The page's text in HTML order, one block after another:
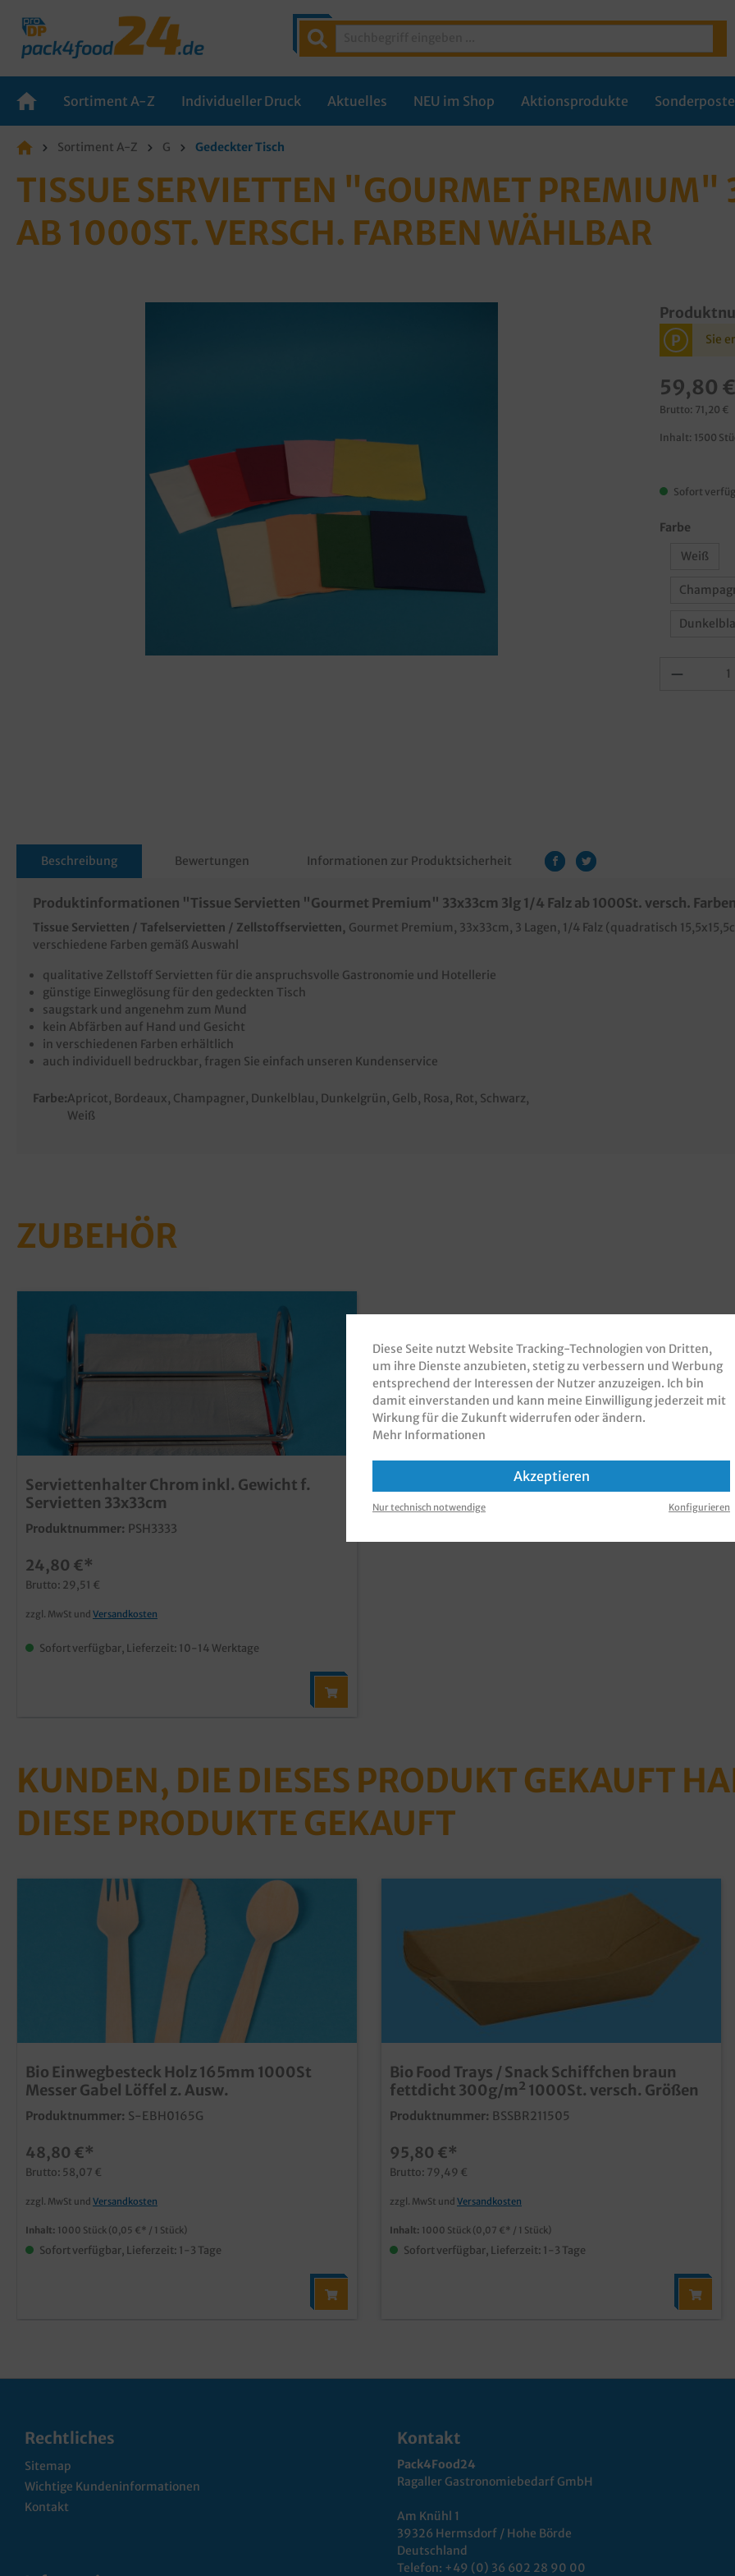
Sortiment A-Z Individueller Druck Aktuelles NEU im Shop Aktionsprodukte
Sortiment A-Z G Gedeckter Tisch
TISSUE SERVIETTEN "GOURMET PREMIUM"
AB 1000ST. VERSCH. FARBEN WÄHLBAR
P Sie
59,80 €
Brutto: 71,20 €
Inhalt: 1500
Sofort
Farbe
Weiß
Beschreibung Bewertungen Informationen zur Produktsicherheit
Produktinformationen "Tissue Servietten "Gourmet Premium" 33x33cm 3lg 1/4 Falz ab 1000St. versch.
Tissue Servietten / Tafelservietten / Zellstoffservietten, Gourmet Premium, 33x33cm, 3 Lagen, 1/4 Falz (quadratisch
verschiedene Farben gemäß Auswahl
qualitative Zellstoff Servietten für die anspruchsvolle Gastronomie und Hotellerie
günstige Einweglösung für den gedeckten Tisch
saugstark und angenehm zum Mund
kein Abfärben auf Hand und Gesicht
in verschiedenen Farben erhältlich
auch individuell bedruckbar, fragen Sie einfach unseren Kundenservice
Farbe:Apricot , Bordeaux , Champagner , Dunkelblau , Dunkelgrün , Gelb , Rosa , Rot , Schwarz
Weiß
ZUBEHÖR
Serviettenhalter Chrom inkl. Gewicht f.
Servietten 33x33cm
Produktnummer: PSH3333
24,80 €*
Brutto: 29,51 €
zzgl. MwSt und Versandkosten
Sofort verfügbar, Lieferzeit: 10-14 Werktage
KUNDEN, DIE DIESES PRODUKT GEKAUFT
DIESE PRODUKTE GEKAUFT
Bio Einwegbesteck Holz 165mm 1000St
Messer Gabel Löffel z. Ausw.
Produktnummer: S-EBH0165G
48,80 €*
Brutto: 58,07 €
zzgl. MwSt und Versandkosten
Inhalt: 1000 Stück (0,05 €* / 1 Stück)
Sofort verfügbar, Lieferzeit: 1-3 Tage
Bio Food Trays / Snack Schiffchen braun
fettdicht 300g/m² 1000St. versch. Größen
Produktnummer: BSSBR211505
95,80 €*
Brutto: 79,49 €
zzgl. MwSt und Versandkosten
Inhalt: 1000 Stück (0,07 €* / 1 Stück)
Sofort verfügbar, Lieferzeit: 1-3 Tage
Rechtliches
Sitemap
Wichtige Kundeninformationen
Kontakt
Kontakt
Pack4Food24
Ragaller Gastronomiebedarf GmbH
Am Knühl 1
39326 Hermsdorf / Hohe Börde
Deutschland
Telefon: +49 (0) 36 602 28 90 00
Diese Seite nutzt Website Tracking-Technologien von Dritten,
um ihre Dienste anzubieten, stetig zu verbessern und Werbung
entsprechend der Interessen der Nutzer anzuzeigen. Ich bin
damit einverstanden und kann meine Einwilligung jederzeit mit
Wirkung für die Zukunft widerrufen oder ändern.
Mehr Informationen
Akzeptieren
Nur technisch notwendige Konfigurieren